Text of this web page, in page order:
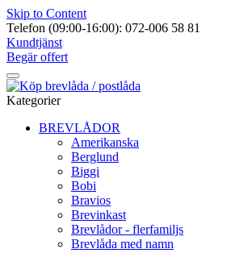
Skip to Content
Telefon (09:00-16:00): 072-006 58 81
Kundtjänst
Begär offert
Kategorier
BREVLÅDOR
Amerikanska
Berglund
Biggi
Bobi
Bravios
Brevinkast
Brevlådor - flerfamiljs
Brevlåda med namn